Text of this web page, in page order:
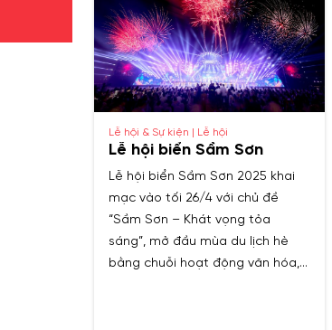
Lễ hội & Sự kiện | Lễ hội
Lễ hội biển Sầm Sơn
Lễ hội biển Sầm Sơn 2025 khai
mạc vào tối 26/4 với chủ đề
“Sầm Sơn – Khát vọng tỏa
sáng”, mở đầu mùa du lịch hè
bằng chuỗi hoạt động văn hóa,